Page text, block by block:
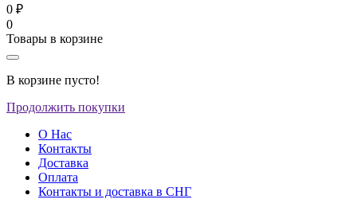
0 ₽
0
Товары в корзине
В корзине пусто!
Продолжить покупки
О Нас
Контакты
Доставка
Оплата
Контакты и доставка в СНГ